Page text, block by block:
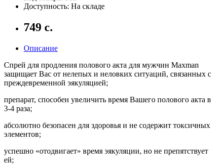
Доступность: На складе
749 с.
Описание
Спрей для продления полового акта для мужчин Maxman
защищает Вас от нелепых и неловких ситуаций, связанных с
преждевременной эякуляцией;
препарат, способен увеличить время Вашего полового акта в
3-4 раза;
абсолютно безопасен для здоровья и не содержит токсичных
элементов;
успешно «отодвигает» время эякуляции, но не препятствует
ей;